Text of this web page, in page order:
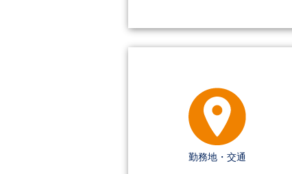
勤務地・交通